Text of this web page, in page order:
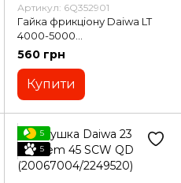
Артикул: 6Q352901
Гайка фрикціону Daiwa LT
4000-5000
(6Q352901/2242317)
560 грн
Купити
5
5